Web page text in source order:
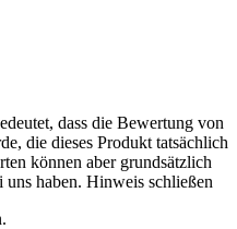
dass die Bewertung von
die dieses Produkt tatsächlich
können aber grundsätzlich
haben. Hinweis schließen